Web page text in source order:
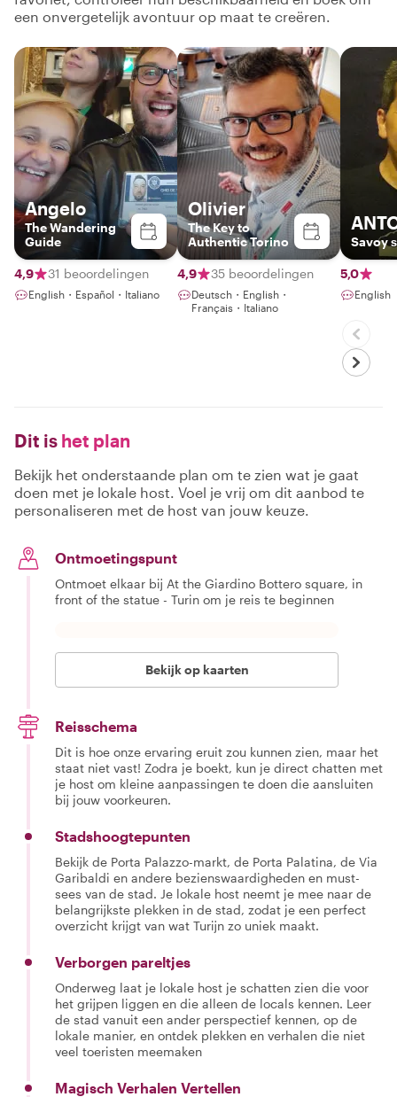
een onvergetelijk avontuur op maat te creëren.
Angelo
The Wandering
Guide
4,9 31 beoordelingen
English・Español・Italiano
Olivier
The Key to
Authentic Torino
4,9 35 beoordelingen
Deutsch・English・
Français・Italiano
Savoy
5,0
English
Dit is het plan
Bekijk het onderstaande plan om te zien wat je gaat
doen met je lokale host. Voel je vrij om dit aanbod te
personaliseren met de host van jouw keuze.
Ontmoetingspunt
Ontmoet elkaar bij At the Giardino Bottero square, in
front of the statue - Turin om je reis te beginnen
Bekijk op kaarten
Reisschema
Dit is hoe onze ervaring eruit zou kunnen zien, maar het
staat niet vast! Zodra je boekt, kun je direct chatten met
je host om kleine aanpassingen te doen die aansluiten
bij jouw voorkeuren.
Stadshoogtepunten
Bekijk de Porta Palazzo-markt, de Porta Palatina, de Via
Garibaldi en andere bezienswaardigheden en must-
sees van de stad. Je lokale host neemt je mee naar de
belangrijkste plekken in de stad, zodat je een perfect
overzicht krijgt van wat Turijn zo uniek maakt.
Verborgen pareltjes
Onderweg laat je lokale host je schatten zien die voor
het grijpen liggen en die alleen de locals kennen. Leer
de stad vanuit een ander perspectief kennen, op de
lokale manier, en ontdek plekken en verhalen die niet
veel toeristen meemaken
Magisch Verhalen Vertellen